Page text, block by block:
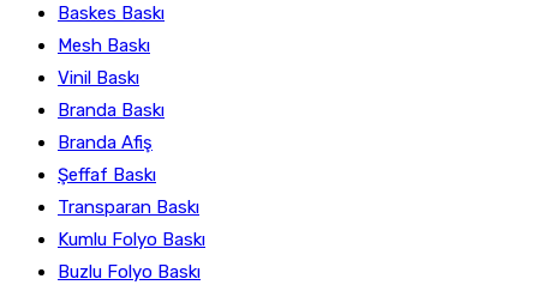
Baskes Baskı
Mesh Baskı
Vinil Baskı
Branda Baskı
Branda Afiş
Şeffaf Baskı
Transparan Baskı
Kumlu Folyo Baskı
Buzlu Folyo Baskı